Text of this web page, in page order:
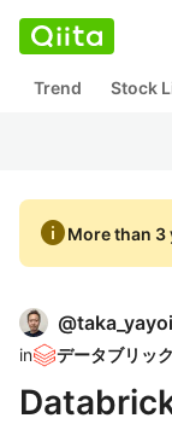
Trend Stock
infoMore than 3
@taka_yayoi
in